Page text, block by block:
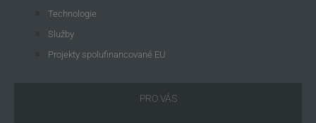
Technologie
Služby
Projekty spolufinancované EU
PRO VÁS